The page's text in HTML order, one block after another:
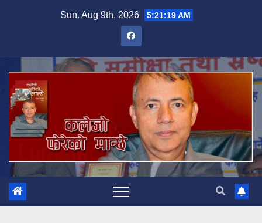
Sun. Aug 9th, 2026 5:21:20 AM